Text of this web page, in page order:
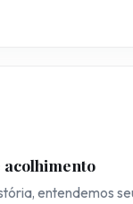
acolhimento
entendemos